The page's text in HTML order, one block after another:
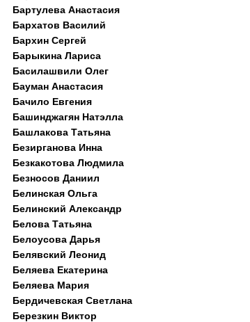
Бартулева Анастасия
Бархатов Василий
Бархин Сергей
Барыкина Лариса
Басилашвили Олег
Бауман Анастасия
Бачило Евгения
Башинджагян Натэлла
Башлакова Татьяна
Безирганова Инна
Безкакотова Людмила
Безносов Даниил
Белинская Ольга
Белинский Александр
Белова Татьяна
Белоусова Дарья
Белявский Леонид
Беляева Екатерина
Беляева Мария
Бердичевская Светлана
Березкин Виктор